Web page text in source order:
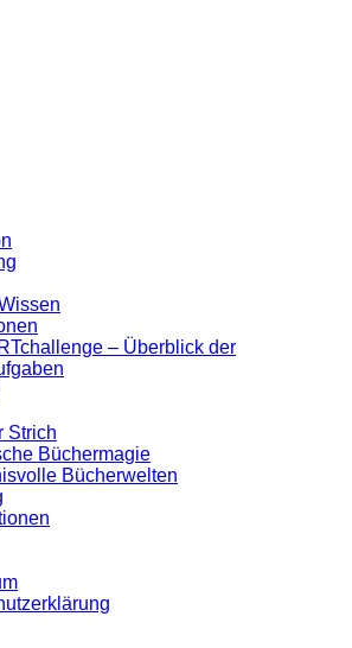
– Überblick der
Strich
Büchermagie
Bücherwelten